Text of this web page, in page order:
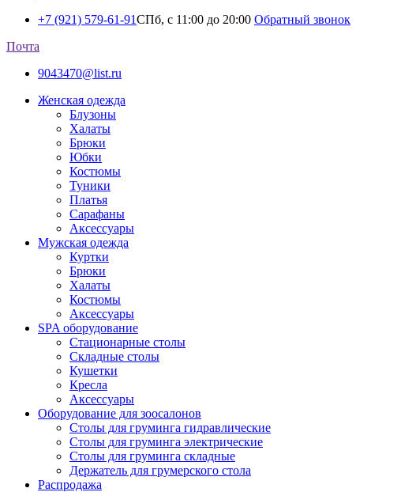
+7 (921) 579-61-91СПб, с 11:00 до 20:00 Обратный звонок
Почта
9043470@list.ru
Женская одежда
Блузоны
Халаты
Брюки
Юбки
Костюмы
Туники
Платья
Сарафаны
Аксессуары
Мужская одежда
Куртки
Брюки
Халаты
Костюмы
Аксессуары
SPA оборудование
Стационарные столы
Складные столы
Кушетки
Кресла
Аксессуары
Оборудование для зоосалонов
Столы для груминга гидравлические
Столы для груминга электрические
Столы для груминга складные
Держатель для грумерского стола
Распродажа